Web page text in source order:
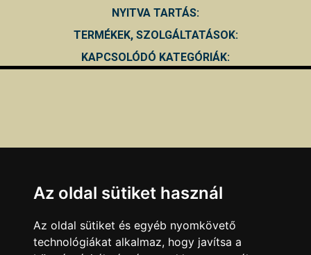
NYITVA TARTÁS:
TERMÉKEK, SZOLGÁLTATÁSOK:
KAPCSOLÓDÓ KATEGÓRIÁK:
Az oldal sütiket használ
Az oldal sütiket és egyéb nyomkövető
technológiákat alkalmaz, hogy javítsa a